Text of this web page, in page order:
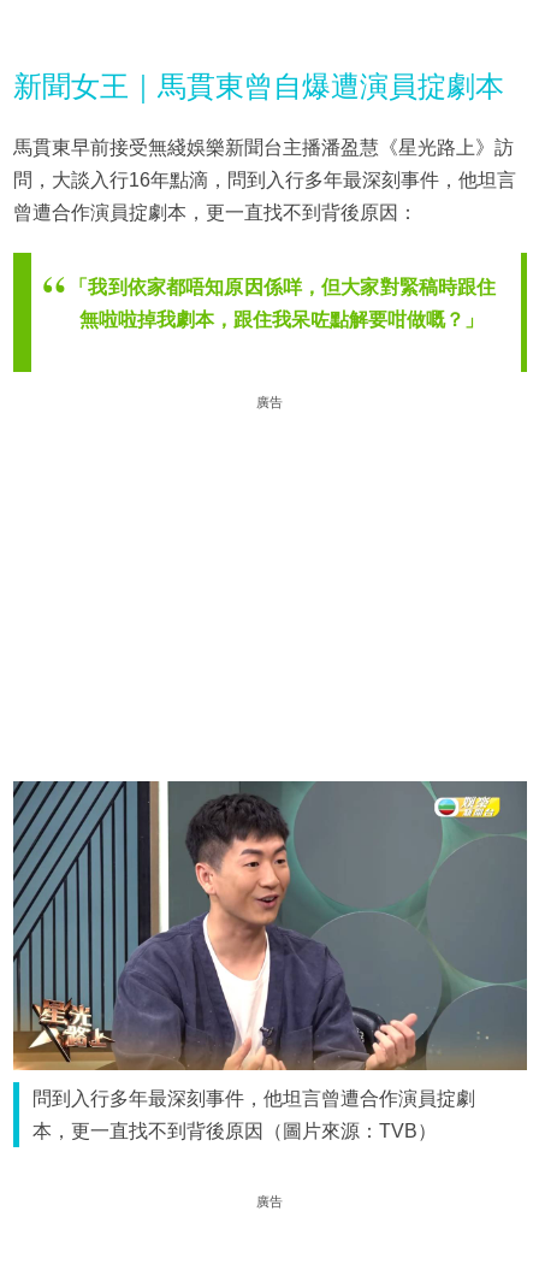
新聞女王｜馬貫東曾自爆遭演員掟劇本
馬貫東早前接受無綫娛樂新聞台主播潘盈慧《星光路上》訪
問，大談入行16年點滴，問到入行多年最深刻事件，他坦言
曾遭合作演員掟劇本，更一直找不到背後原因：
「我到依家都唔知原因係咩，但大家對緊稿時跟住
無啦啦掉我劇本，跟住我呆咗點解要咁做嘅？」
廣告
問到入行多年最深刻事件，他坦言曾遭合作演員掟劇
本，更一直找不到背後原因（圖片來源：TVB）
廣告